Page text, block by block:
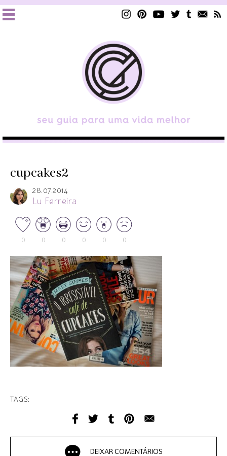
cupcakes2
28.07.2014
Lu Ferreira
0 0 0 0 0 0
TAGS:
DEIXAR COMENTÁRIOS